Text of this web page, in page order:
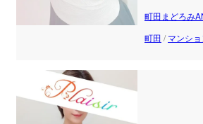
町田まどろみ
町田 /マンシ